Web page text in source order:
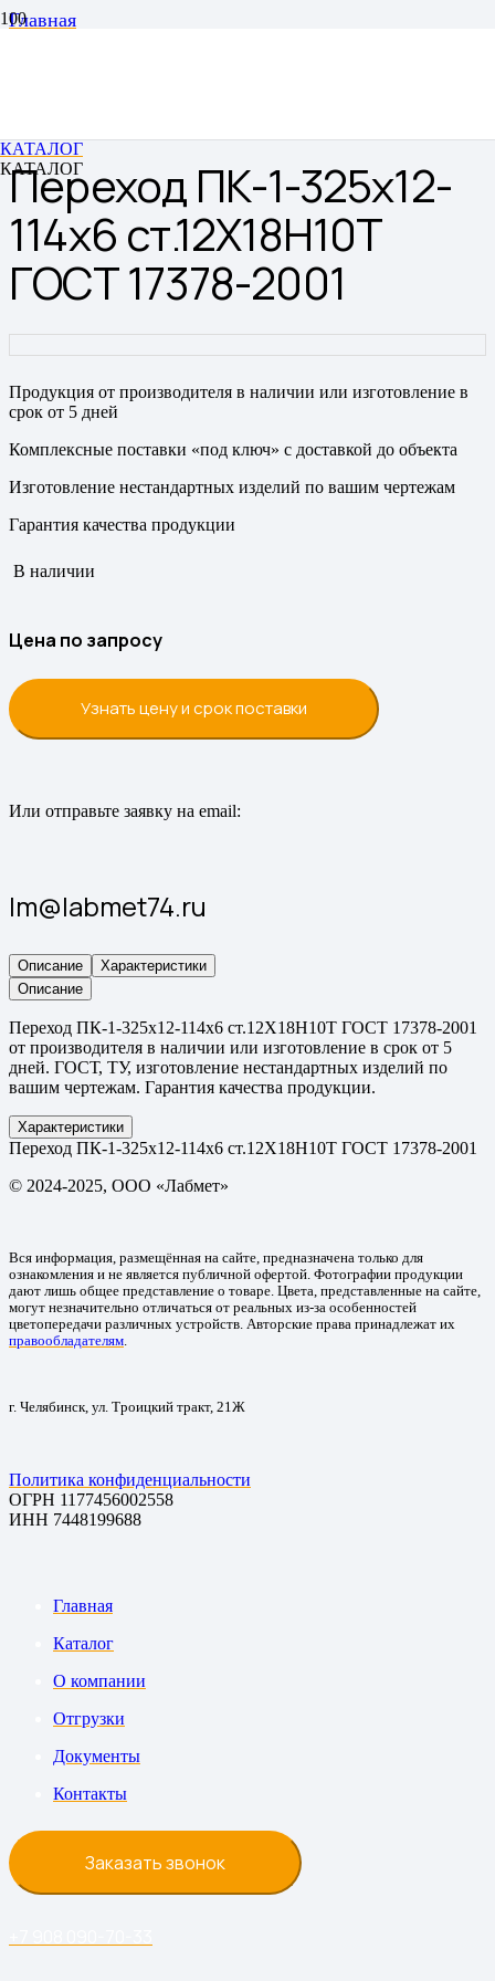
КАТАЛОГ
КАТАЛОГ
Главная
Переход ПК-1-325х12-
114х6 ст.12Х18Н10Т
ГОСТ 17378-2001
Продукция от производителя в наличии или изготовление в
срок от 5 дней
Комплексные поставки «под ключ» с доставкой до объекта
Изготовление нестандартных изделий по вашим чертежам
Гарантия качества продукции
В наличии
Цена по запросу
Узнать цену и срок поставки
Или отправьте заявку на email:
lm@labmet74.ru
Описание
Характеристики
Описание
Переход ПК-1-325х12-114х6 ст.12Х18Н10Т ГОСТ 17378-2001
от производителя в наличии или изготовление в срок от 5
дней. ГОСТ, ТУ, изготовление нестандартных изделий по
вашим чертежам. Гарантия качества продукции.
Характеристики
Переход ПК-1-325х12-114х6 ст.12Х18Н10Т ГОСТ 17378-2001
© 2024-2025, ООО «Лабмет»
Вся информация, размещённая на сайте, предназначена только для
ознакомления и не является публичной офертой. Фотографии продукции
дают лишь общее представление о товаре. Цвета, представленные на сайте,
могут незначительно отличаться от реальных из-за особенностей
цветопередачи различных устройств. Авторские права принадлежат их
правообладателям
г. Челябинск, ул. Троицкий тракт, 21Ж
Политика конфиденциальности
ОГРН 1177456002558
ИНН 7448199688
Главная
Каталог
О компании
Отгрузки
Документы
Контакты
Заказать звонок